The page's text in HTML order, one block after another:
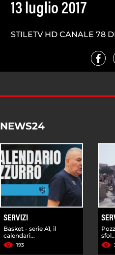
13 luglio 2017
STILETV HD CANALE 78
NEWS24
SERVIZI
Basket - serie A1, il
calendari...
193
sfol...